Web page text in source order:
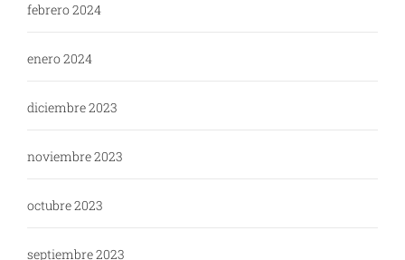
febrero 2024
enero 2024
diciembre 2023
noviembre 2023
octubre 2023
septiembre 2023